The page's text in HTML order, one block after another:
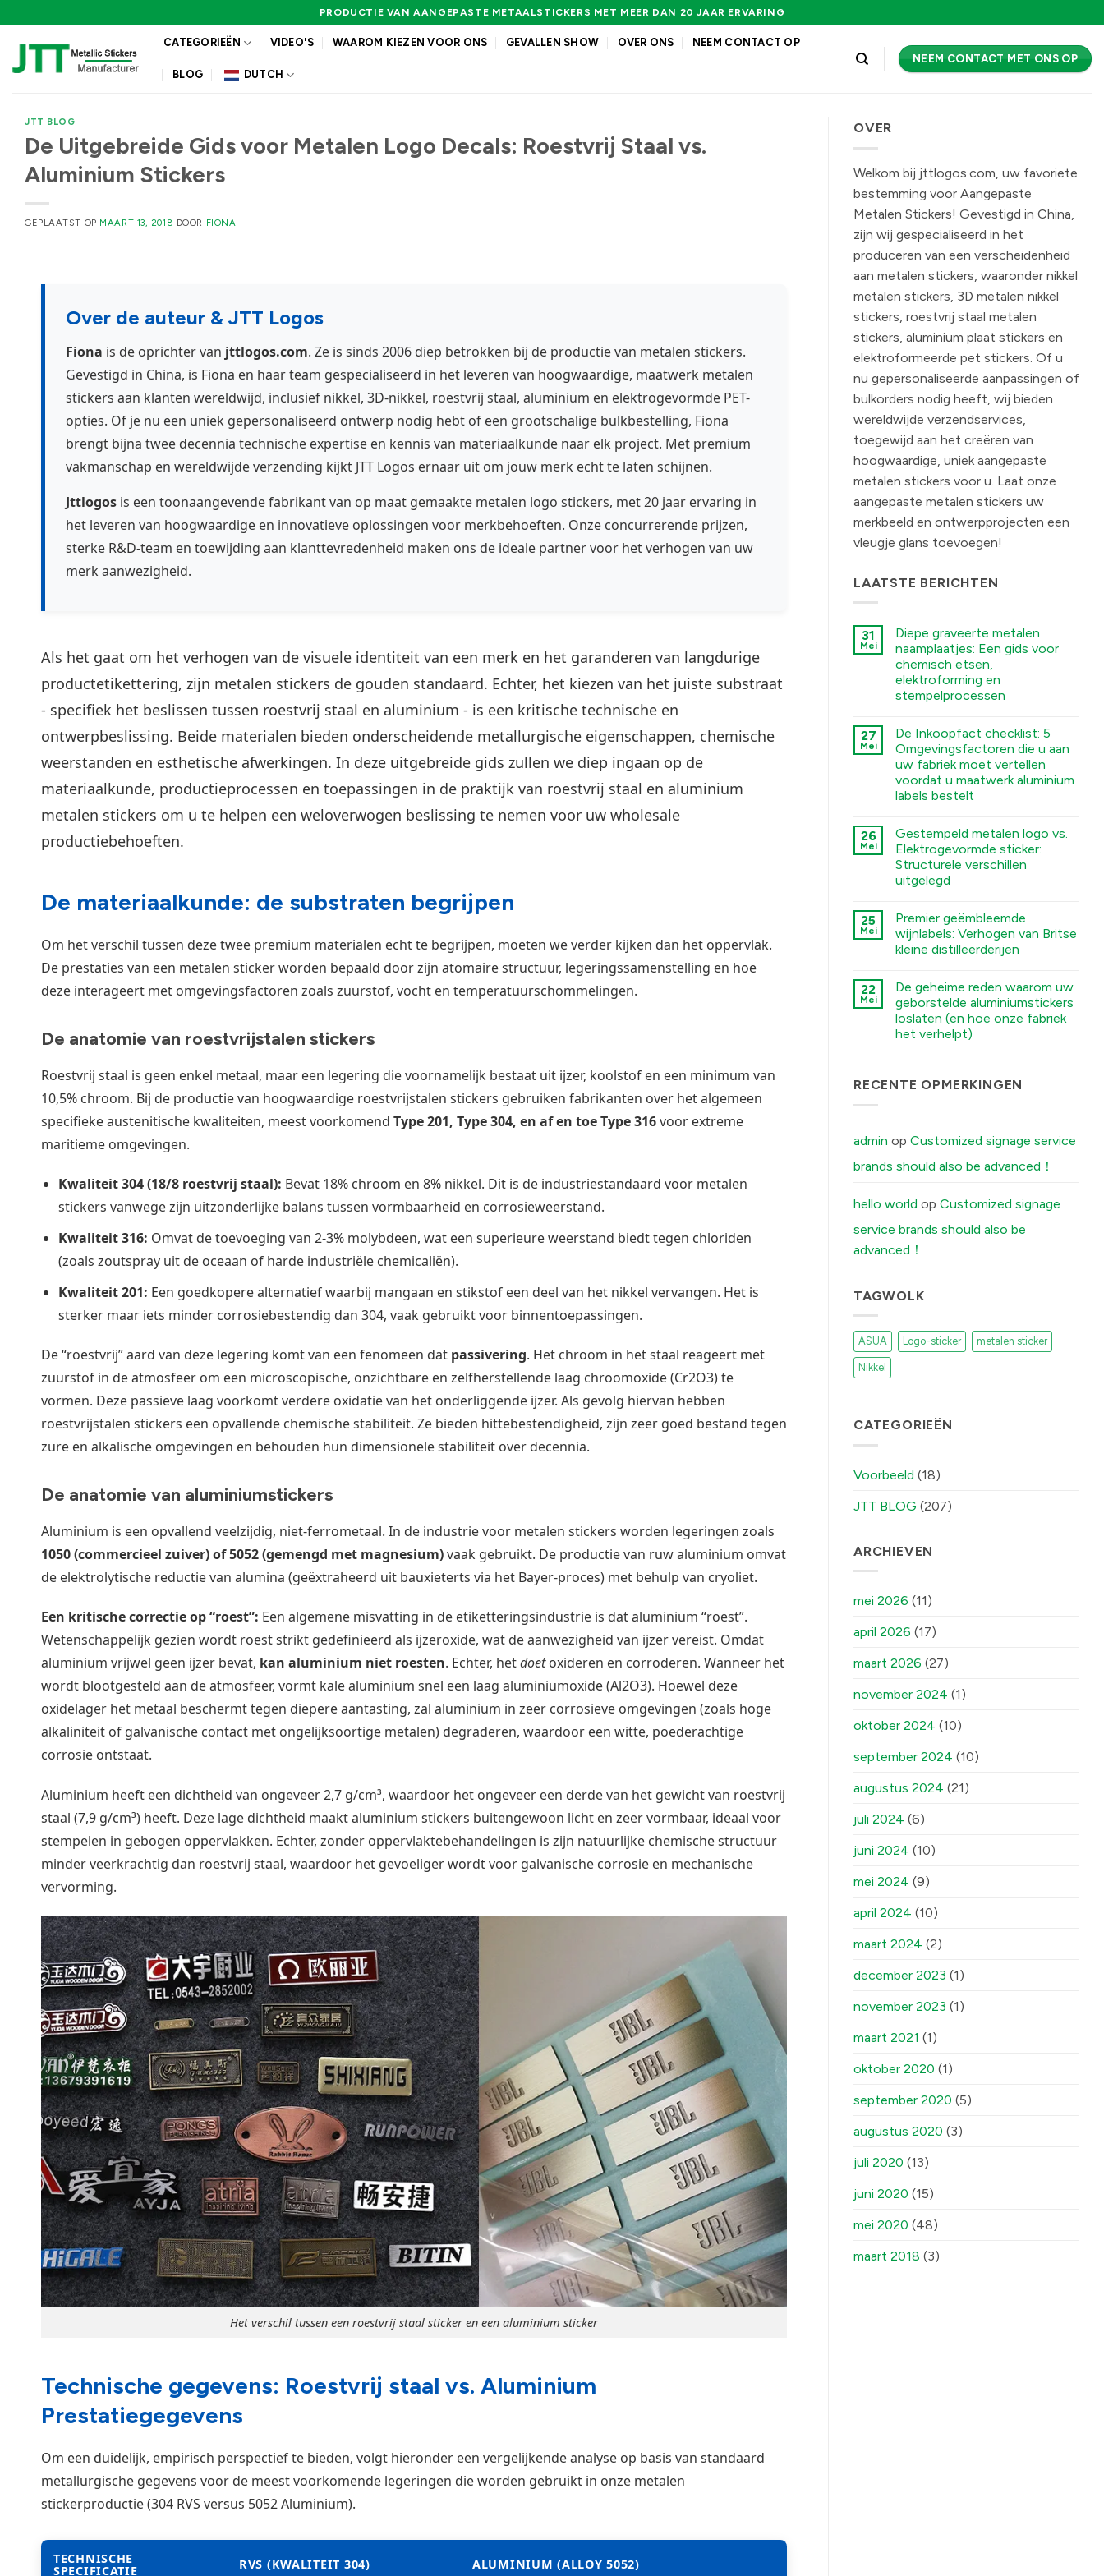
naar
inhoud
PRODUCTIE VAN AANGEPASTE METAALSTICKERS MET MEER DAN 20 JAAR ERVARING
CATEGORIEËN VIDEO'S WAAROM KIEZEN VOOR ONS GEVALLEN SHOW OVER ONS NEEM CONTACT OP
BLOG DUTCH
NEEM CONTACT MET ONS OP
JTT BLOG
De Uitgebreide Gids voor Metalen Logo Decals: Roestvrij Staal vs.
Aluminium Stickers
GEPLAATST OP MAART 13, 2018 DOOR FIONA
Over de auteur & JTT Logos
Fiona is de oprichter van jttlogos.com. Ze is sinds 2006 diep betrokken bij de productie van metalen stickers.
Gevestigd in China, is Fiona en haar team gespecialiseerd in het leveren van hoogwaardige, maatwerk metalen
stickers aan klanten wereldwijd, inclusief nikkel, 3D-nikkel, roestvrij staal, aluminium en elektrogevormde PET-
opties. Of je nu een uniek gepersonaliseerd ontwerp nodig hebt of een grootschalige bulkbestelling, Fiona
brengt bijna twee decennia technische expertise en kennis van materiaalkunde naar elk project. Met premium
vakmanschap en wereldwijde verzending kijkt JTT Logos ernaar uit om jouw merk echt te laten schijnen.
Jttlogos is een toonaangevende fabrikant van op maat gemaakte metalen logo stickers, met 20 jaar ervaring in
het leveren van hoogwaardige en innovatieve oplossingen voor merkbehoeften. Onze concurrerende prijzen,
sterke R&D-team en toewijding aan klanttevredenheid maken ons de ideale partner voor het verhogen van uw
merk aanwezigheid.
Als het gaat om het verhogen van de visuele identiteit van een merk en het garanderen van langdurige
productetikettering, zijn metalen stickers de gouden standaard. Echter, het kiezen van het juiste substraat
- specifiek het beslissen tussen roestvrij staal en aluminium - is een kritische technische en
ontwerpbeslissing. Beide materialen bieden onderscheidende metallurgische eigenschappen, chemische
weerstanden en esthetische afwerkingen. In deze uitgebreide gids zullen we diep ingaan op de
materiaalkunde, productieprocessen en toepassingen in de praktijk van roestvrij staal en aluminium
metalen stickers om u te helpen een weloverwogen beslissing te nemen voor uw wholesale
productiebehoeften.
De materiaalkunde: de substraten begrijpen
Om het verschil tussen deze twee premium materialen echt te begrijpen, moeten we verder kijken dan het oppervlak.
De prestaties van een metalen sticker worden bepaald door zijn atomaire structuur, legeringssamenstelling en hoe
deze interageert met omgevingsfactoren zoals zuurstof, vocht en temperatuurschommelingen.
De anatomie van roestvrijstalen stickers
Roestvrij staal is geen enkel metaal, maar een legering die voornamelijk bestaat uit ijzer, koolstof en een minimum van
10,5% chroom. Bij de productie van hoogwaardige roestvrijstalen stickers gebruiken fabrikanten over het algemeen
specifieke austenitische kwaliteiten, meest voorkomend Type 201, Type 304, en af en toe Type 316voor extreme
maritieme omgevingen.
Kwaliteit 304 (18/8 roestvrij staal): Bevat 18% chroom en 8% nikkel. Dit is de industriestandaard voor metalen
stickers vanwege zijn uitzonderlijke balans tussen vormbaarheid en corrosieweerstand.
Kwaliteit 316: Omvat de toevoeging van 2-3% molybdeen, wat een superieure weerstand biedt tegen chloriden
(zoals zoutspray uit de oceaan of harde industriële chemicaliën).
Kwaliteit 201: Een goedkopere alternatief waarbij mangaan en stikstof een deel van het nikkel vervangen. Het is
sterker maar iets minder corrosiebestendig dan 304, vaak gebruikt voor binnentoepassingen.
De “roestvrij” aard van deze legering komt van een fenomeen dat passivering. Het chroom in het staal reageert met
zuurstof in de atmosfeer om een microscopische, onzichtbare en zelfherstellende laag chroomoxide (Cr2O3) te
vormen. Deze passieve laag voorkomt verdere oxidatie van het onderliggende ijzer. Als gevolg hiervan hebben
roestvrijstalen stickers een opvallende chemische stabiliteit. Ze bieden hittebestendigheid, zijn zeer goed bestand tegen
zure en alkalische omgevingen en behouden hun dimensionele stabiliteit over decennia.
De anatomie van aluminiumstickers
Aluminium is een opvallend veelzijdig, niet-ferrometaal. In de industrie voor metalen stickers worden legeringen zoals
1050 (commercieel zuiver) of 5052 (gemengd met magnesium)vaak gebruikt. De productie van ruw aluminium omvat
de elektrolytische reductie van alumina (geëxtraheerd uit bauxieterts via het Bayer-proces) met behulp van cryoliet.
Een kritische correctie op “roest”: Een algemene misvatting in de etiketteringsindustrie is dat aluminium “roest”.
Wetenschappelijk gezien wordt roest strikt gedefinieerd als ijzeroxide, wat de aanwezigheid van ijzer vereist. Omdat
aluminium vrijwel geen ijzer bevat, kan aluminium niet roesten. Echter, hetdoetoxideren en corroderen. Wanneer het
wordt blootgesteld aan de atmosfeer, vormt kale aluminium snel een laag aluminiumoxide (Al2O3). Hoewel deze
oxidelager het metaal beschermt tegen diepere aantasting, zal aluminium in zeer corrosieve omgevingen (zoals hoge
alkaliniteit of galvanische contact met ongelijksoortige metalen) degraderen, waardoor een witte, poederachtige
corrosie ontstaat.
Aluminium heeft een dichtheid van ongeveer 2,7 g/cm³, waardoor het ongeveer een derde van het gewicht van roestvrij
staal (7,9 g/cm³) heeft. Deze lage dichtheid maakt aluminium stickers buitengewoon licht en zeer vormbaar, ideaal voor
stempelen in gebogen oppervlakken. Echter, zonder oppervlaktebehandelingen is zijn natuurlijke chemische structuur
minder veerkrachtig dan roestvrij staal, waardoor het gevoeliger wordt voor galvanische corrosie en mechanische
vervorming.
Het verschil tussen een roestvrij staal sticker en een aluminium sticker
Technische gegevens: Roestvrij staal vs. Aluminium
Prestatiegegevens
Om een duidelijk, empirisch perspectief te bieden, volgt hieronder een vergelijkende analyse op basis van standaard
metallurgische gegevens voor de meest voorkomende legeringen die worden gebruikt in onze metalen
stickerproductie (304 RVS versus 5052 Aluminium).
TECHNISCHE
SPECIFICATIE RVS (KWALITEIT 304) ALUMINIUM (ALLOY 5052)
OVER
Welkom bij jttlogos.com, uw favoriete
bestemming voor Aangepaste
Metalen Stickers! Gevestigd in China,
zijn wij gespecialiseerd in het
produceren van een verscheidenheid
aan metalen stickers, waaronder nikkel
metalen stickers, 3D metalen nikkel
stickers, roestvrij staal metalen
stickers, aluminium plaat stickers en
elektroformeerde pet stickers. Of u
nu gepersonaliseerde aanpassingen of
bulkorders nodig heeft, wij bieden
wereldwijde verzendservices,
toegewijd aan het creëren van
hoogwaardige, uniek aangepaste
metalen stickers voor u. Laat onze
aangepaste metalen stickers uw
merkbeeld en ontwerpprojecten een
vleugje glans toevoegen!
LAATSTE BERICHTEN
31
Mei
Diepe graveerte metalen
naamplaatjes: Een gids voor
chemisch etsen,
elektroforming en
stempelprocessen
नहीं
Deep
Engraving
Metal
Nametags:
A
Guide
Etching,
Electroforming,
and
Stamping
Processes
में
27
Mei
De Inkoopfact checklist: 5
Omgevingsfactoren die u aan
uw fabriek moet vertellen
voordat u maatwerk aluminium
labels bestelt
नहीं
The
Sourcing
Checklist:
5
Environmental
Must
Tell
Your
Factory
Custom
Aluminum
Labels
में
26
Mei
Gestempeld metalen logo vs.
Elektrogevormde sticker:
Structurele verschillen
uitgelegd
नहीं
Stamped
Metal
Logo
Sticker:
Structural
Differences
Explained
में
25
Mei
Premier geëmbleemde
wijnlabels: Verhogen van Britse
kleine distilleerderijen
नहीं
Premium
Embossed
Wine
Labels:
Elevating
में
22
Mei
De geheime reden waarom uw
geborstelde aluminiumstickers
loslaten (en hoe onze fabriek
het verhelpt)
The
Secret
Aluminum
Stickers
Off
Our
Factory
It)
RECENTE OPMERKINGEN
admin op Customized signage service
brands should also be advanced！
hello world op Customized signage
service brands should also be
advanced！
TAGWOLK
ASUA Logo-sticker metalen sticker
Nikkel
CATEGORIEËN
Voorbeeld (18)
JTT BLOG (207)
ARCHIEVEN
mei 2026 (11)
april 2026 (17)
maart 2026 (27)
november 2024 (1)
oktober 2024 (10)
september 2024 (10)
augustus 2024 (21)
juli 2024 (6)
juni 2024 (10)
mei 2024 (9)
april 2024 (10)
maart 2024 (2)
december 2023 (1)
november 2023 (1)
maart 2021 (1)
oktober 2020 (1)
september 2020 (5)
augustus 2020 (3)
juli 2020 (13)
juni 2020 (15)
mei 2020 (48)
maart 2018 (3)